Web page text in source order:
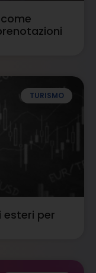
TURISMO
esteri per